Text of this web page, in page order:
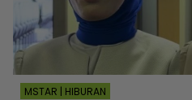
MSTAR | HIBURAN